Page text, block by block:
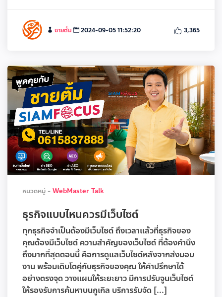
ชายตั้ม 2024-09-05 11:52:20 3,365
หมวดหมู่ - WebMaster Talk
ธุรกิจแบบไหนควรมีเว็บไซต์
ทุกธุรกิจจำเป็นต้องมีเว็บไซต์ ถึงเวลาแล้วที่ธุรกิจของ
คุณต้องมีเว็บไซต์ ความสำคัญของเว็บไซต์ ที่ต้องคำนึง
ถึงมากที่สุดตอนนี้ คือการดูแลเว็บไซต์หลังจากส่งมอบ
งาน พร้อมเติบโตคู่กับธุรกิจของคุณ ให้คำปรึกษาได้
อย่างตรงจุด วางแผนให้ระยะยาว มีการปรับจูนเว็บไซต์
ให้รองรับการค้นหาบนกูเกิล บริการรับจัด [...]